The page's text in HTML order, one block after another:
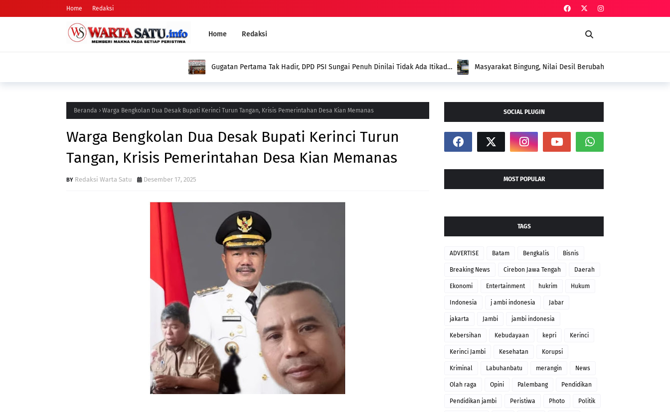
Home Redaksi
Home Redaksi
Gugatan Pertama Tak Hadir, DPD PSI Sungai Penuh Dinilai Tidak Ada Itikad
Masyarakat Bingung, Nilai Desil Berubah dalam Sepekan Tanpa Pendataan
Ulang, Dinas Sosial Diminta Beri Penjelasan
Beranda Warga Bengkolan Dua Desak Bupati Kerinci Turun Tangan, Krisis Pemerintahan Desa Kian Memanas
Warga Bengkolan Dua Desak Bupati Kerinci Turun
Tangan, Krisis Pemerintahan Desa Kian Memanas
Redaksi Warta Satu Desember 17, 2025
SOCIAL PLUGIN
MOST POPULAR
TAGS
ADVERTISE Batam Bengkalis Bisnis
Breaking News Cirebon Jawa Tengah Daerah
Ekonomi Entertainment hukrim Hukum
Indonesia j ambi indonesia Jabar
jakarta Jambi jambi indonesia
Kebersihan Kebudayaan kepri Kerinci
Kerinci Jambi Kesehatan Korupsi
Kriminal Labuhanbatu merangin News
Olah raga Opini Palembang Pendidikan
Pendidikan jambi Peristiwa Photo Politik